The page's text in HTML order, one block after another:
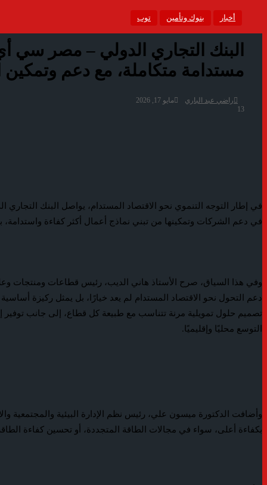
أخبار بنوك وتأمين توب
مستدامة متكاملة، مع دعم
راضي عبد الباري
مايو 17, 2026
13
في دعم الشركات وتمكينها من تبني نماذج أعمال أكثر كفاءة واستدامة،
وفي هذا السياق، صرح الأستاذ هاني الديب، رئيس قطاعات ومنتجات
دعم التحول نحو الاقتصاد المستدام لم يعد خيارًا، بل يمثل ركيزة
تصميم حلول تمويلية مرنة تتناسب مع طبيعة كل قطاع، إلى جانب توفير
التوسع محليًا وإقليميًا.
وأضافت الدكتورة ميسون علي، رئيس نظم الإدارة البيئية والمجتمعية
بكفاءة أعلى، سواء في مجالات الطاقة المتجددة، أو تحسين كفاءة